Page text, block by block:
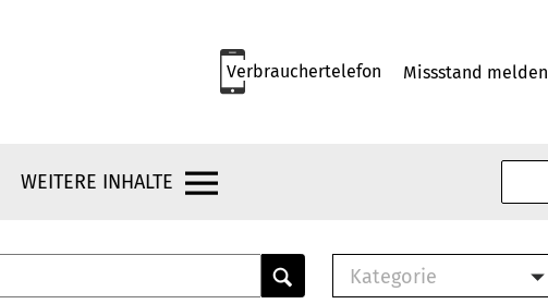
Verbrauchertelefon Missstand melden
WEITERE INHALTE
Kategorie